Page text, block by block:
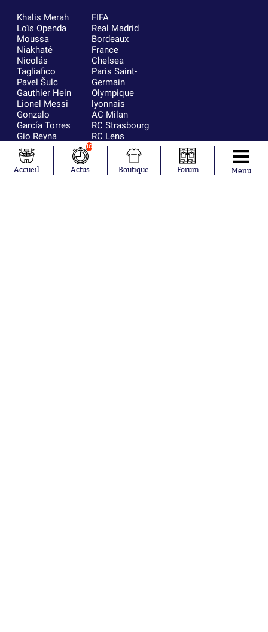
Khalis Merah
Loïs Openda
Moussa
Niakhaté
Nicolás
Tagliafico
Pavel Šulc
Gauthier Hein
Lionel Messi
Gonzalo
García Torres
Gio Reyna
Leandro
Paredes
FIFA
Real Madrid
Bordeaux
France
Chelsea
Paris Saint-
Germain
Olympique
lyonnais
AC Milan
RC Strasbourg
RC Lens
Accueil
10
Actus Boutique Forum Menu